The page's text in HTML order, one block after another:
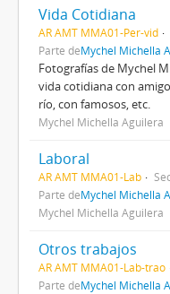
Vida Cotidiana
AR AMT MMA01-Per-vid
Parte deMychel Michella
Fotografías de Mychel
vida cotidiana con
río, con famosos, etc.
Mychel Michella Aguilera
Laboral
AR AMT MMA01-Lab
Parte deMychel Michella
Mychel Michella Aguilera
Otros trabajos
AR AMT MMA01-Lab-trao
Parte deMychel Michella